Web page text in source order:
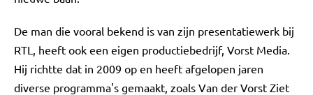
De man die vooral bekend is van zijn presentatiewerk bij
RTL, heeft ook een eigen productiebedrijf, Vorst Media.
Hij richtte dat in 2009 op en heeft afgelopen jaren
diverse programma's gemaakt, zoals Van der Vorst Ziet